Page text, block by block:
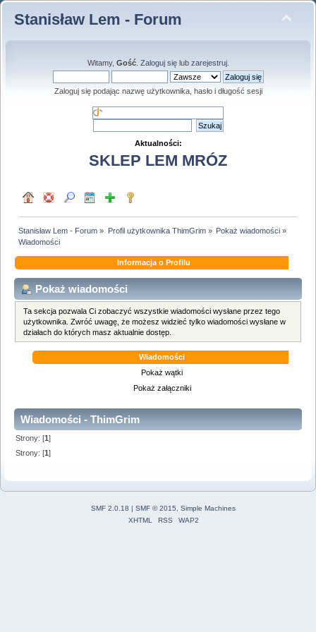
Stanisław Lem - Forum
Witamy, Gość. Zaloguj sięlub zarejestruj.
Zaloguj się podając nazwę użytkownika, hasło i długość sesji
Aktualności:
SKLEP LEM MRÓZ
Stanisław Lem - Forum » Profil użytkownika ThimGrim» Pokaż wiadomości»
Wiadomości
Informacja o Profilu
Pokaż wiadomości
Ta sekcja pozwala Ci zobaczyć wszystkie wiadomości wysłane przez tego
użytkownika. Zwróć uwagę, że możesz widzieć tylko wiadomości wysłane w
działach do których masz aktualnie dostęp.
Wiadomości
Pokaż wątki
Pokaż załączniki
Wiadomości - ThimGrim
Strony: [1]
Strony: [1]
SMF 2.0.18 | SMF © 2015
Simple Machines
XHTML
RSS WAP2